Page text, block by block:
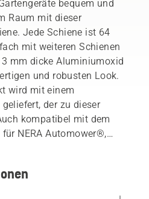
bequem und
Raum mit dieser
Jede Schiene ist 64
mit weiteren Schienen
mm dicke Aluminiumoxid
und robusten Look.
wird mit einem
der zu dieser
kompatibel mit dem
NERA Automower®,
Schrauben,